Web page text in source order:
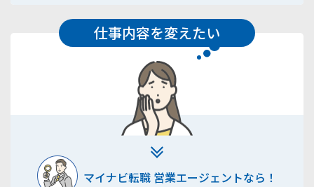
仕事内容を変えたい
マイナビ転職 営業エージェントなら！